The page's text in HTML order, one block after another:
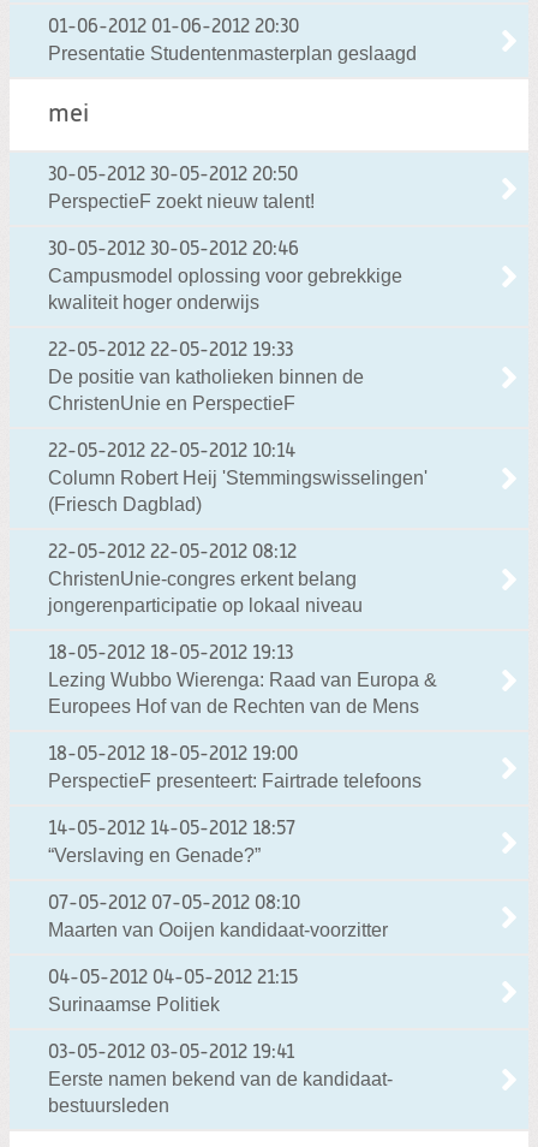
01-06-2012 01-06-2012 20:30
Presentatie Studentenmasterplan geslaagd
mei
30-05-2012 30-05-2012 20:50
PerspectieF zoekt nieuw talent!
30-05-2012 30-05-2012 20:46
Campusmodel oplossing voor gebrekkige
kwaliteit hoger onderwijs
22-05-2012 22-05-2012 19:33
De positie van katholieken binnen de
ChristenUnie en PerspectieF
22-05-2012 22-05-2012 10:14
Column Robert Heij 'Stemmingswisselingen'
(Friesch Dagblad)
22-05-2012 22-05-2012 08:12
ChristenUnie-congres erkent belang
jongerenparticipatie op lokaal niveau
18-05-2012 18-05-2012 19:13
Lezing Wubbo Wierenga: Raad van Europa &
Europees Hof van de Rechten van de Mens
18-05-2012 18-05-2012 19:00
PerspectieF presenteert: Fairtrade telefoons
14-05-2012 14-05-2012 18:57
“Verslaving en Genade?”
07-05-2012 07-05-2012 08:10
Maarten van Ooijen kandidaat-voorzitter
04-05-2012 04-05-2012 21:15
Surinaamse Politiek
03-05-2012 03-05-2012 19:41
Eerste namen bekend van de kandidaat-
bestuursleden